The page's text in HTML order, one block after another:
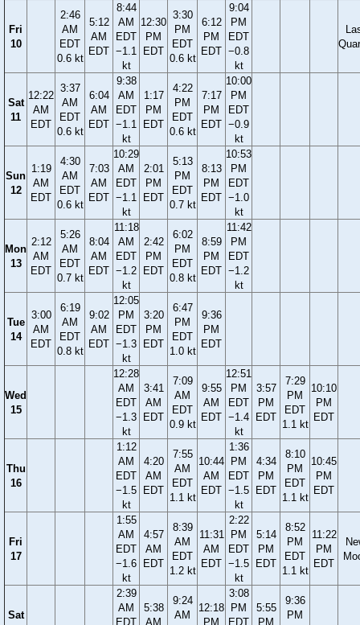
Fri
10
2:46
AM
EDT
0.6 kt
5:12
AM
EDT
8:44
AM
EDT
−1.1
kt
12:30
PM
EDT
3:30
PM
EDT
0.6 kt
6:12
PM
EDT
9:04
PM
EDT
−0.8
kt
Sat
11
12:22
AM
EDT
3:37
AM
EDT
0.6 kt
6:04
AM
EDT
9:38
AM
EDT
−1.1
kt
1:17
PM
EDT
4:22
PM
EDT
0.6 kt
7:17
PM
EDT
10:00
PM
EDT
−0.9
kt
Sun
12
1:19
AM
EDT
4:30
AM
EDT
0.6 kt
7:03
AM
EDT
10:29
AM
EDT
−1.1
kt
2:01
PM
EDT
5:13
PM
EDT
0.7 kt
8:13
PM
EDT
10:53
PM
EDT
−1.0
kt
Mon
13
2:12
AM
EDT
5:26
AM
EDT
0.7 kt
8:04
AM
EDT
11:18
AM
EDT
−1.2
kt
2:42
PM
EDT
6:02
PM
EDT
0.8 kt
8:59
PM
EDT
11:42
PM
EDT
−1.2
kt
Tue
14
3:00
AM
EDT
6:19
AM
EDT
0.8 kt
9:02
AM
EDT
12:05
PM
EDT
−1.3
kt
3:20
PM
EDT
6:47
PM
EDT
1.0 kt
9:36
PM
EDT
Wed
15
12:28
AM
EDT
−1.3
kt
3:41
AM
EDT
7:09
AM
EDT
0.9 kt
9:55
AM
EDT
12:51
PM
EDT
−1.4
kt
3:57
PM
EDT
7:29
PM
EDT
1.1 kt
10:10
PM
EDT
Thu
16
1:12
AM
EDT
−1.5
kt
4:20
AM
EDT
7:55
AM
EDT
1.1 kt
10:44
AM
EDT
1:36
PM
EDT
−1.5
kt
4:34
PM
EDT
8:10
PM
EDT
1.1 kt
10:45
PM
EDT
Fri
17
1:55
AM
EDT
−1.6
kt
4:57
AM
EDT
8:39
AM
EDT
1.2 kt
11:31
AM
EDT
2:22
PM
EDT
−1.5
kt
5:14
PM
EDT
8:52
PM
EDT
1.1 kt
11:22
PM
EDT
Sat
2:39
AM
EDT
5:38
AM
9:24
AM
12:18
PM
3:08
PM
EDT
5:55
PM
9:36
PM